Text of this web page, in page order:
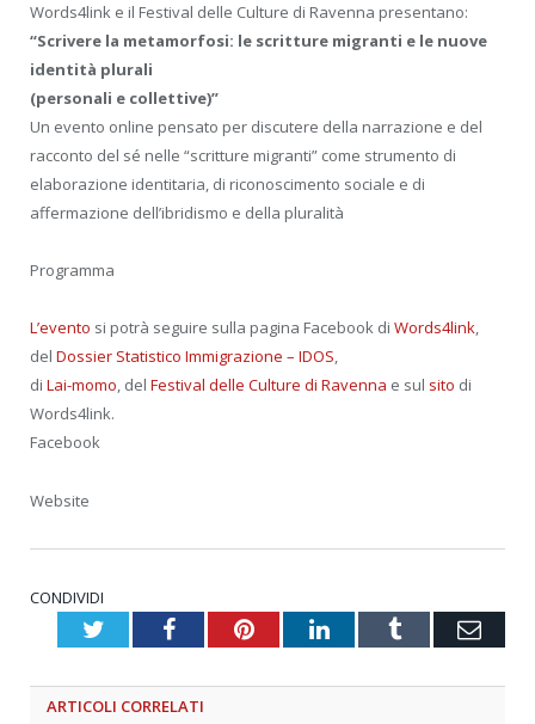
Words4link e il Festival delle Culture di Ravenna presentano:
“Scrivere la metamorfosi: le scritture migranti e le nuove
identità plurali
(personali e collettive)”
Un evento online pensato per discutere della narrazione e del
racconto del sé nelle “scritture migranti” come strumento di
elaborazione identitaria, di riconoscimento sociale e di
affermazione dell’ibridismo e della pluralità
Programma
L’evento si potrà seguire sulla pagina Facebook di Words4link,
del Dossier Statistico Immigrazione – IDOS,
di Lai-momo, del Festival delle Culture di Ravenna e sul sito di
Words4link.
Facebook
Website
CONDIVIDI
TwitterFacebookPinterestLinkedInTumblr
ARTICOLI CORRELATI